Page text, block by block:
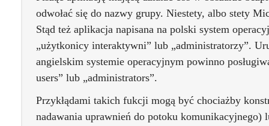
odwołać się do nazwy grupy. Niestety, albo stety
Stąd też aplikacja napisana na polski system
„użytkonicy interaktywni” lub „administratorzy”.
angielskim systemie operacyjnym powinno
users” lub „administrators”.
Przykłądami takich fukcji mogą być chociażby
nadawania uprawnień do potoku komunikacyjnego)